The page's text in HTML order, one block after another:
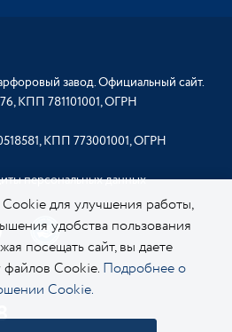
завод. Официальный сайт.
КПП 781101001, ОГРН
КПП 773001001, ОГРН
персональных данных
для улучшения работы,
удобства пользования
посещать сайт, вы даете
файлов Cookie. Подробнее о
Cookie.